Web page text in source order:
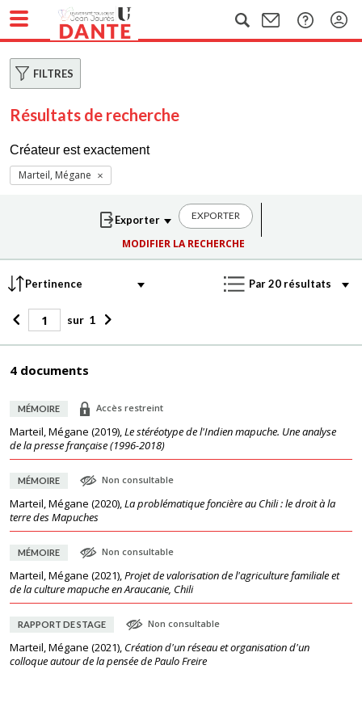
FILTRES
Résultats de recherche
Créateur est exactement
Marteil, Mégane
EXPORTER
MODIFIER LA RECHERCHE
sur 1
4 documents
MÉMOIRE Accès restreint
Marteil, Mégane (2019),Le stéréotype de l'Indien mapuche. Une analyse
de la presse française (1996-2018)
MÉMOIRE Non consultable
Marteil, Mégane (2020),La problématique foncière au Chili : le droit à la
terre des Mapuches
MÉMOIRE Non consultable
Marteil, Mégane (2021),Projet de valorisation de l'agriculture familiale et
de la culture mapuche en Araucanie, Chili
RAPPORT DE STAGE Non consultable
Marteil, Mégane (2021), Création d'un réseau et organisation d'un
colloque autour de la pensée de Paulo Freire